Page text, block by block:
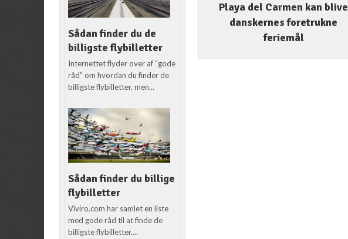
Playa del Carmen kan blive
danskernes foretrukne
feriemål
Sådan finder du de
billigste flybilletter
Internettet flyder over af “gode
råd” om hvordan du finder de
billigste flybilletter, men...
Sådan finder du billige
flybilletter
Viviro.com har samlet en liste
med gode råd til at finde de
billigste flybilletter....